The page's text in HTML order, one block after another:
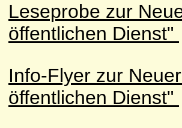
Leseprobe zur
öffentlichen Dienst"
Info-Flyer zur
öffentlichen Dienst"